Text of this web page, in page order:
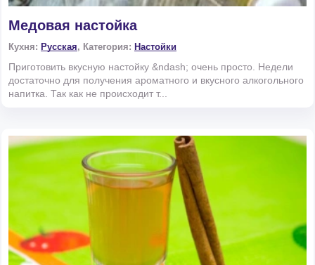
Медовая настойка
Кухня: Русская, Категория: Настойки
Приготовить вкусную настойку &ndash; очень просто. Недели
достаточно для получения ароматного и вкусного алкогольного
напитка. Так как не происходит т...